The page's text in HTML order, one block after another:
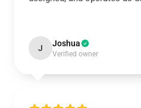
J Joshua
Verified owner